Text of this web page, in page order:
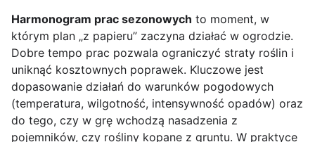
Harmonogram prac sezonowych to moment, w
którym plan „z papieru” zaczyna działać w ogrodzie.
Dobre tempo prac pozwala ograniczyć straty roślin i
uniknąć kosztownych poprawek. Kluczowe jest
dopasowanie działań do warunków pogodowych
(temperatura, wilgotność, intensywność opadów) oraz
do tego, czy w grę wchodzą nasadzenia z
pojemników, czy rośliny kopane z gruntu. W praktyce